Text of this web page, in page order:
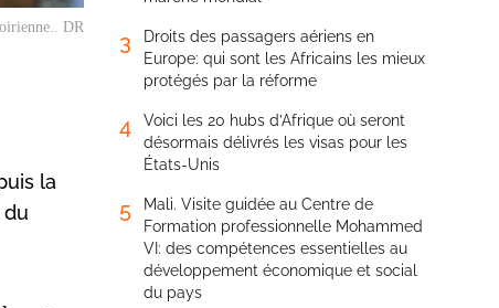
DR
la
3
Droits des passagers aériens en
Europe: qui sont les Africains les mieux
protégés par la réforme
4
Voici les 20 hubs d’Afrique où seront
désormais délivrés les visas pour les
États-Unis
5
Mali. Visite guidée au Centre de
Formation professionnelle Mohammed
VI: des compétences essentielles au
développement économique et social
du pays